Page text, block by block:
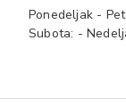
Ponedeljak -
Subota: -